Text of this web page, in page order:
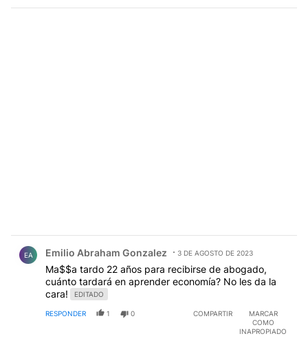
EA Emilio Abraham Gonzalez 3 DE AGOSTO DE 2023
Ma$$a tardo 22 años para recibirse de abogado,
cuánto tardará en aprender economía? No les da la
cara!
EDITADO
RESPONDER 1 0 COMPARTIR
MARCAR
COMO
INAPROPIADO